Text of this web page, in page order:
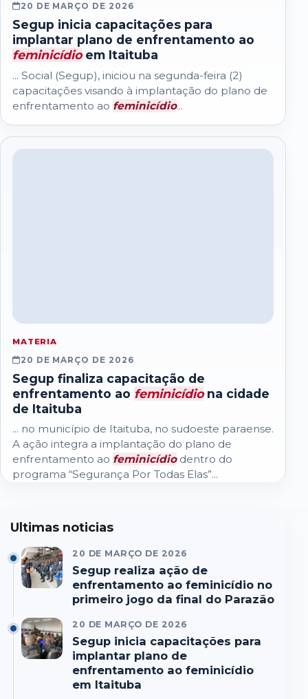
20 DE MARÇO DE 2026
Segup inicia capacitações para
implantar plano de enfrentamento ao
feminicídioem Itaituba
... Social (Segup), iniciou na segunda-feira (2)
capacitações visando à implantação do plano de
enfrentamento ao feminicídio...
MATERIA
20 DE MARÇO DE 2026
Segup finaliza capacitação de
enfrentamento ao feminicídiona cidade
de Itaituba
... no município de Itaituba, no sudoeste paraense.
A ação integra a implantação do plano de
enfrentamento ao feminicídiodentro do
programa “Segurança Por Todas Elas”...
Ultimas noticias
20 DE MARÇO DE 2026
Segup realiza ação de
enfrentamento ao feminicídio no
primeiro jogo da final do Parazão
20 DE MARÇO DE 2026
Segup inicia capacitações para
implantar plano de
enfrentamento ao feminicídio
em Itaituba